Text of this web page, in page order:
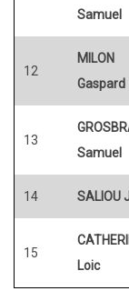
Samuel
12
MILON
Gaspard
13
Samuel
14 SALIOU
15
Loic